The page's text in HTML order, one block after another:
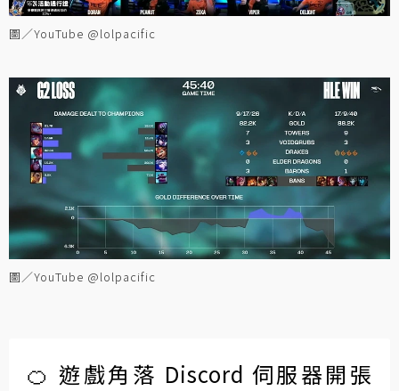
圖／YouTube @lolpacific
圖／YouTube @lolpacific
🍊 遊戲角落 Discord 伺服器開張